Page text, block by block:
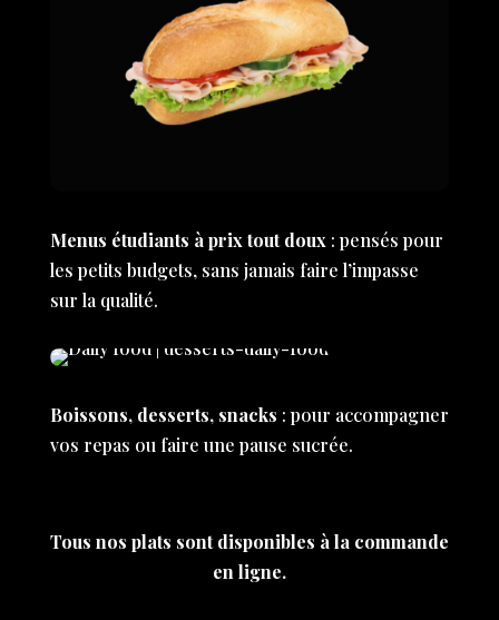
Menus étudiants à prix tout doux: pensés pour
les petits budgets, sans jamais faire l’impasse
sur la qualité.
Boissons, desserts, snacks : pour accompagner
vos repas ou faire une pause sucrée.
Tous nos plats sont disponibles à la commande
en ligne.